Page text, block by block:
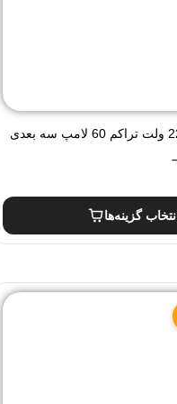
ریسه شلنگی220 ولت تراکم 60 لامپ سه بعدی
اپتونیکا–
انتخاب گزینه‌ها